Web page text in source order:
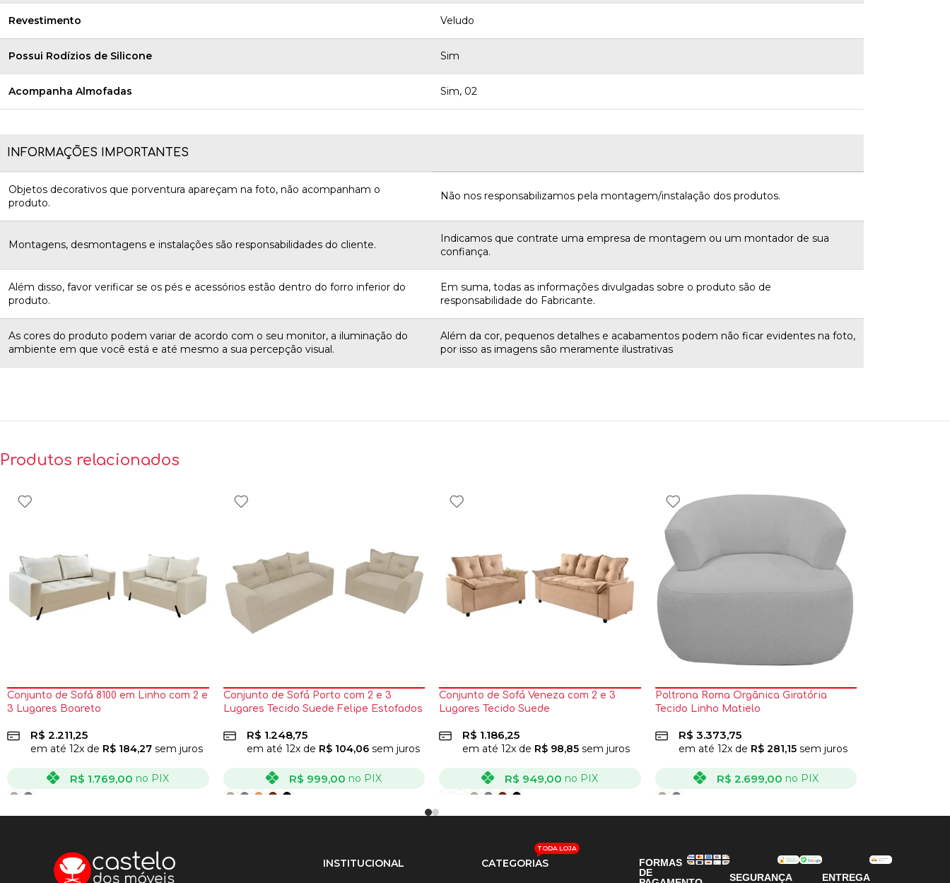
Revestimento Veludo
Possui Rodízios de Silicone Sim
Acompanha Almofadas Sim, 02
INFORMAÇÕES IMPORTANTES
Objetos decorativos que porventura apareçam na foto, não acompanham o
produto.
Não nos responsabilizamos pela montagem/instalação dos produtos.
Montagens, desmontagens e instalações são responsabilidades do cliente.
Indicamos que contrate uma empresa de montagem ou um montador de sua
confiança.
Além disso, favor verificar se os pés e acessórios estão dentro do forro inferior do
produto.
Em suma, todas as informações divulgadas sobre o produto são de
responsabilidade do Fabricante.
As cores do produto podem variar de acordo com o seu monitor, a iluminação do
ambiente em que você está e até mesmo a sua percepção visual.
Além da cor, pequenos detalhes e acabamentos podem não ficar evidentes na foto,
por isso as imagens são meramente ilustrativas
Produtos relacionados
Conjunto de Sofá 8100 em Linho com 2 e
3 Lugares Boareto
R$ 2.211,25
em até 12x de R$ 184,27 sem juros
R$ 1.769,00 no PIX
VER OPÇÕES
Conjunto de Sofá Porto com 2 e 3
Lugares Tecido Suede Felipe Estofados
R$ 1.248,75
em até 12x de R$104,06sem juros
R$ 999,00 no PIX
VER OPÇÕES
Conjunto de Sofá Veneza com 2 e 3
Lugares Tecido Suede
R$ 1.186,25
em até 12x de R$ 98,85 sem juros
R$ 949,00 no PIX
VER OPÇÕES
Poltrona Roma Orgânica Giratória
Tecido Linho Matielo
R$ 3.373,75
em até 12x de R$281,15sem juros
R$ 2.699,00 no PIX
VER OPÇÕES VER OPÇÕES
INSTITUCIONAL
CATEGORIAS
TODA LOJA
FORMAS
DE
SEGURANÇA ENTREGA